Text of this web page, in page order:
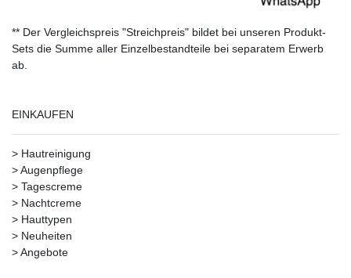
** Der Vergleichspreis "Streichpreis" bildet bei unseren Produkt-
Sets die Summe aller Einzelbestandteile bei separatem Erwerb
ab.
EINKAUFEN
> Hautreinigung
>Augenpflege
> Tagescreme
> Nachtcreme
> Hauttypen
> Neuheiten
>Angebote